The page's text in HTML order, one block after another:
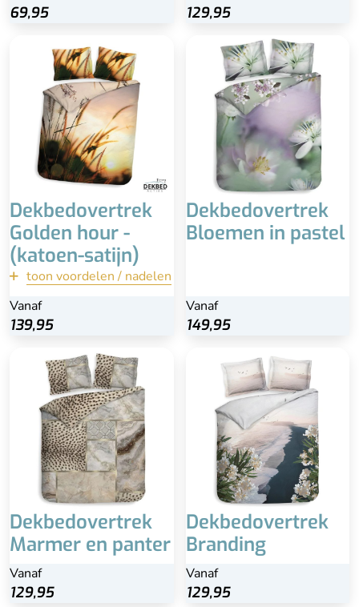
69,95 129,95
Dekbedovertrek
Golden hour -
(katoen-satijn)
toon voordelen / nadelen
Vanaf
139,95
100% ECO - Katoen-
Satijn
Wasbaar op 60 °C
Brede doorlopende
instopstrook van +- 20
Inclusief kussenslopen
terug
Bekijk
Dekbedovertrek
Bloemen in pastel
Vanaf
149,95
Dekbedovertrek
Marmer en panter
Vanaf
129,95
Dekbedovertrek
Branding
Vanaf
129,95